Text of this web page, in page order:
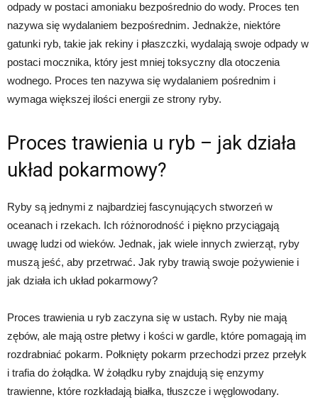
odpady w postaci amoniaku bezpośrednio do wody. Proces ten
nazywa się wydalaniem bezpośrednim. Jednakże, niektóre
gatunki ryb, takie jak rekiny i płaszczki, wydalają swoje odpady w
postaci mocznika, który jest mniej toksyczny dla otoczenia
wodnego. Proces ten nazywa się wydalaniem pośrednim i
wymaga większej ilości energii ze strony ryby.
Proces trawienia u ryb – jak działa
układ pokarmowy?
Ryby są jednymi z najbardziej fascynujących stworzeń w
oceanach i rzekach. Ich różnorodność i piękno przyciągają
uwagę ludzi od wieków. Jednak, jak wiele innych zwierząt, ryby
muszą jeść, aby przetrwać. Jak ryby trawią swoje pożywienie i
jak działa ich układ pokarmowy?
Proces trawienia u ryb zaczyna się w ustach. Ryby nie mają
zębów, ale mają ostre płetwy i kości w gardle, które pomagają im
rozdrabniać pokarm. Połknięty pokarm przechodzi przez przełyk
i trafia do żołądka. W żołądku ryby znajdują się enzymy
trawienne, które rozkładają białka, tłuszcze i węglowodany.